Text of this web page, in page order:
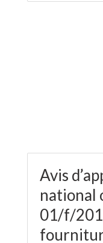
Avis
national
01/f/